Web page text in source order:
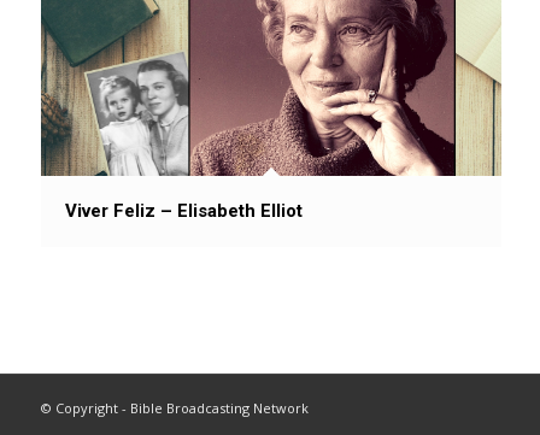
Viver Feliz – Elisabeth Elliot
© Copyright - Bible Broadcasting Network